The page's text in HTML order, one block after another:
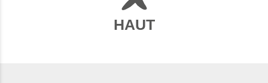
HAUT